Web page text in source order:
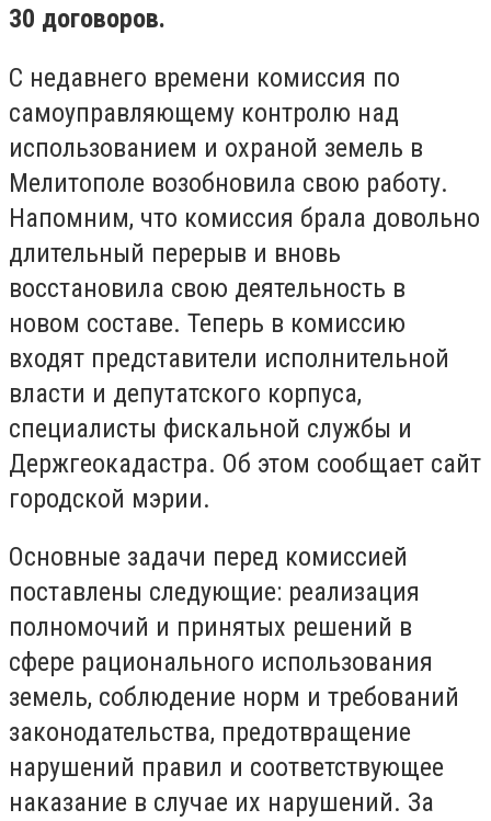
30 договоров.
С недавнего времени комиссия по
самоуправляющему контролю над
использованием и охраной земель в
Мелитополе возобновила свою работу.
Напомним, что комиссия брала довольно
длительный перерыв и вновь
восстановила свою деятельность в
новом составе. Теперь в комиссию
входят представители исполнительной
власти и депутатского корпуса,
специалисты фискальной службы и
Держгеокадастра. Об этом сообщает сайт
городской мэрии.
Основные задачи перед комиссией
поставлены следующие: реализация
полномочий и принятых решений в
сфере рационального использования
земель, соблюдение норм и требований
законодательства, предотвращение
нарушений правил и соответствующее
наказание в случае их нарушений. За